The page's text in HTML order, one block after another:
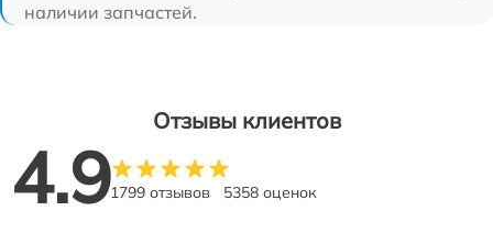
наличии запчастей.
Отзывы клиентов
4.91799 отзывов 5358 оценок